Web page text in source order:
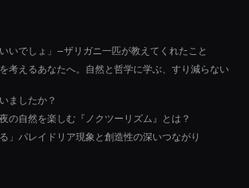
いでしょ」—ザリガニ一匹が教えてくれたこと
考えるあなたへ。自然と哲学に学ぶ、すり減らない
ましたか？
の自然を楽しむ『ノクツーリズム』とは？
」パレイドリア現象と創造性の深いつながり